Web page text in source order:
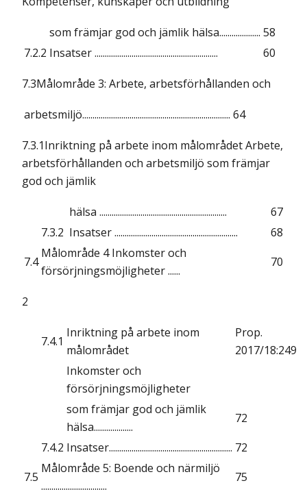
som främjar god och jämlik hälsa.................... 58
7.2.2 Insatser ............................................................ 60
7.3Målområde 3: Arbete, arbetsförhållanden och
arbetsmiljö........................................................................ 64
7.3.1Inriktning på arbete inom målområdet Arbete,
arbetsförhållanden och arbetsmiljö som främjar
god och jämlik
hälsa ..............................................................
67
7.3.2 Insatser ............................................................
68
7.4
Målområde 4 Inkomster och
försörjningsmöjligheter ......
70
2
7.4.1
Inriktning på arbete inom
målområdet
Prop.
2017/18:249
Inkomster och
försörjningsmöjligheter
som främjar god och jämlik
hälsa...................
72
7.4.2 Insatser............................................................ 72
7.5
Målområde 5: Boende och närmiljö
................................
75